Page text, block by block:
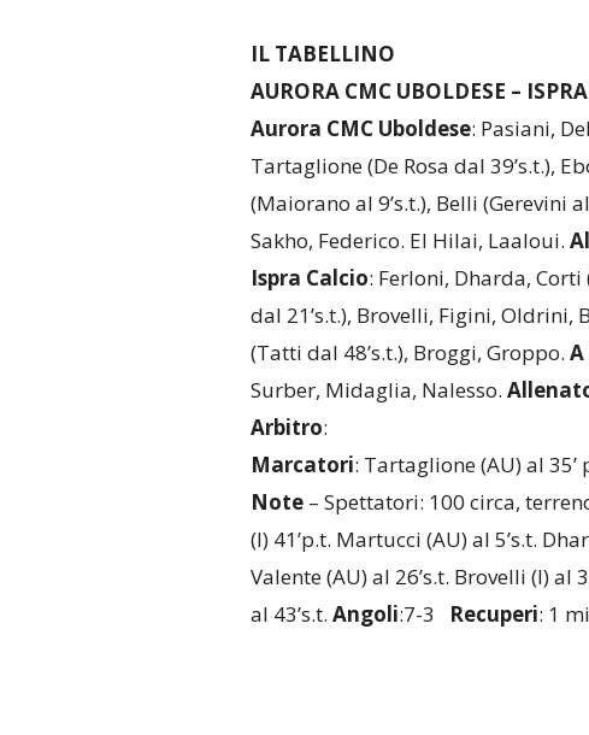
IL TABELLINO
AURORA CMC UBOLDESE –
Aurora CMC Uboldese: Pasiani,
Tartaglione (De Rosa dal 39’s.t.),
(Maiorano al 9’s.t.), Belli (Gerevini al
Sakho, Federico. El Hilai, Laaloui.
Ispra Calcio: Ferloni, Dharda,
dal 21’s.t.), Brovelli, Figini, Oldrini,
(Tatti dal 48’s.t.), Broggi, Groppo.
Surber, Midaglia, Nalesso.
Arbitro:
Marcatori: Tartaglione (AU) al 35’
Note– Spettatori: 100 circa,
(I) 41’p.t. Martucci (AU) al 5’s.t.
Valente (AU) al 26’s.t. Brovelli (I) al
al 43’s.t. Angoli:7-3 Recuperi: 1